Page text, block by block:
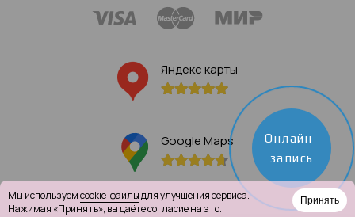
Яндекс карты
Google Maps
Онлайн-
запись
Мы используемcookie-файлыдля улучшения сервиса.
Нажимая «Принять», вы даёте согласие на это.
Принять